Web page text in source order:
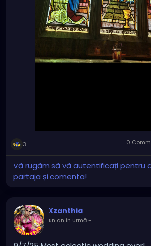
3 0
Vă rugăm să vă autentificați pentru
partaja și comenta!
Xzanthia
un an în urmă-